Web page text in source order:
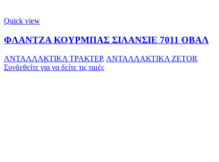
Quick view
ΦΛΑΝΤΖΑ ΚΟΥΡΜΠΑΣ ΣΙΛΑΝΣΙΕ 7011 ΟΒΑΛ
ΑΝΤΑΛΛΑΚΤΙΚΑ ΤΡΑΚΤΕΡ, ΑΝΤΑΛΛΑΚΤΙΚΑ ZETOR
Συνδεθείτε για να δείτε τις τιμές